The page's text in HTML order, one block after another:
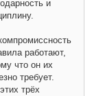
и
работают,
что он их
требует.
трёх